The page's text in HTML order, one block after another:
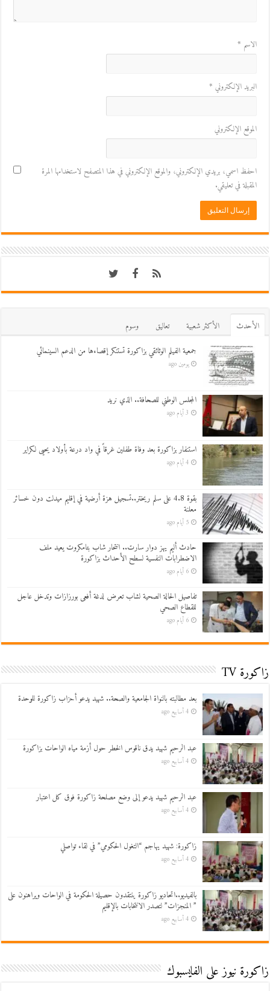
الاسم *
البريد الإلكتروني *
الموقع الإلكتروني
احفظ اسمي، بريدي الإلكتروني، والموقع الإلكتروني في هذا المتصفح لاستخدامها المرة
المقبلة في تعليقي.
اﻷحدث اﻷكثر شعبية تعاليق
وسوم
جمعية الفيلم الوثائقي بزاكورة تستنكر إقصاءها من الدعم السينمائي
يومين ago
المجلس الوطني للصحافة.. الذي نريد
3 أيام ago
استنفار بزاكورة بعد وفاة طفلين غرقاً في واد درعة بأولاد يحيى لكراير
4 أيام ago
بقوة 4.8 على سلم ريختر..تسجيل هزة أرضية في إقليم ميدلت دون خسائر
معلنة
5 أيام ago
حادث أليم يهز دوار سارت.. انتحار شاب بتامكروت يعيد ملف
الاضطرابات النفسية لسطح الأحداث بزاكورة
6 أيام ago
تفاصيل الحالة الصحية لشاب تعرض لدغة أفعى بورزازات وتدخل عاجل
للقطاع الصحي
6 أيام ago
زاكورة TV
بعد مطالبته بالنواة الجامعية والصحة.. شهيد يدعو أحزاب زاكورة للوحدة
4 أسابيع ago
عبد الرحيم شهيد يدق ناقوس الخطر حول أزمة مياه الواحات بزاكورة
4 أسابيع ago
عبد الرحيم شهيد يدعو إلى وضع مصلحة زاكورة فوق كل اعتبار
4 أسابيع ago
زاكورة: شهيد يهاجم “التغول الحكومي” في لقاء تواصلي
4 أسابيع ago
بالفيديو..اتحاديو زاكورة ينتقدون حصيلة الحكومة في الواحات ويراهنون على
” المنجزات” لتصدر الانتخابات بالإقليم
4 أسابيع ago
زاكورة نيوز على الفايسبوك